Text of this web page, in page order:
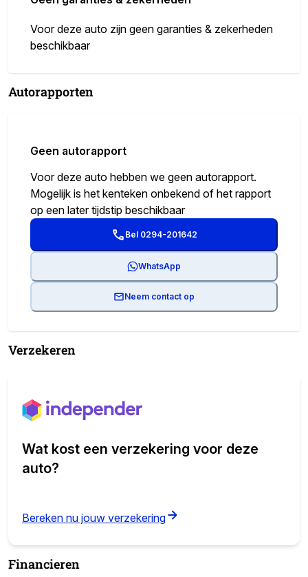
Voor deze auto zijn geen garanties & zekerheden
beschikbaar
Autorapporten
Geen autorapport
Voor deze auto hebben we geen autorapport.
Mogelijk is het kenteken onbekend of het rapport
op een later tijdstip beschikbaar
Bel 0294-201642
WhatsApp
Neem contact op
Verzekeren
Wat kost een verzekering voor deze
auto?
Bereken nu jouw verzekering
Financieren